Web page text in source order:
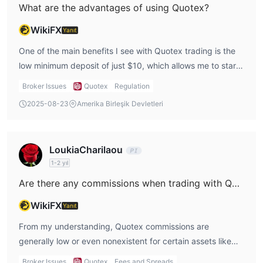
What are the advantages of using Quotex?
WikiFXYanıt
One of the main benefits I see with Quotex trading is the
low minimum deposit of just $10, which allows me to start
trading with a small amount of money. This is a pro for me
without committing a large sum upfront. Additionally,
can familiarize myself with the platform before using real
funds. Another perk is the 24/7 customer support, which
makes me feel supported whenever I need assistance.
While these features are appealing, I can’t overlook the
fact that Quotex is unregulated, which is a significant
downside.
Broker Issues Quotex
Regulation
2025-08-23
Amerika Birleşik Devletleri
LoukiaCharilaou
1-2 yıl
Are there any commissions when trading with Quotex?
WikiFXYanıt
From my understanding, Quotex commissions are
generally low or even nonexistent for certain assets like
stocks and cryptocurrencies. However, the fees